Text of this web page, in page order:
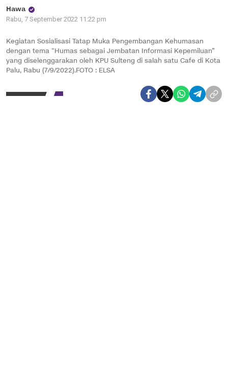
Hawa
Rabu, 7 September 2022 11:22 pm
Kegiatan Sosialisasi Tatap Muka Pengembangan Kehumasan
dengan tema “Humas sebagai Jembatan Informasi Kepemiluan”
yang diselenggarakan oleh KPU Sulteng di salah satu Cafe di Kota
Palu, Rabu (7/9/2022).FOTO : ELSA